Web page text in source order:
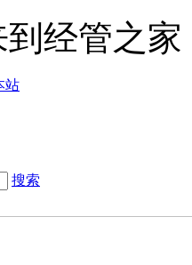
经管之家
站
搜索